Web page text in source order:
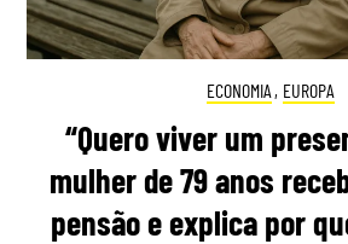
ECONOMIA , EUROPA
“Quero viver um
mulher de 79 anos
pensão e explica por